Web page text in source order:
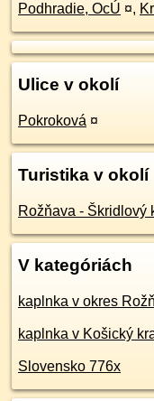
Podhradie, OcÚ ¤,
Ulice v okolí
Pokroková ¤
Turistika v okolí
Rožňava - Škridlový
V kategóriách
kaplnka v okres
kaplnka v Košický
Slovensko 776x